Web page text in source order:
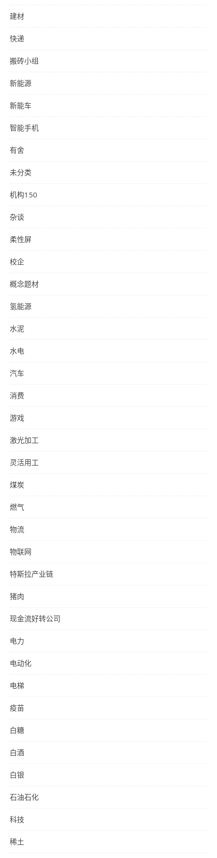
建材
快递
搬砖小组
新能源
新能车
智能手机
有舍
未分类
机构150
杂谈
柔性屏
校企
概念题材
氢能源
水泥
水电
汽车
消费
游戏
激光加工
灵活用工
煤炭
燃气
物流
物联网
特斯拉产业链
猪肉
现金流好转公司
电力
电动化
电梯
疫苗
白糖
白酒
白银
石油石化
科技
稀土